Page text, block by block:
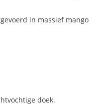
in massief mango
doek.